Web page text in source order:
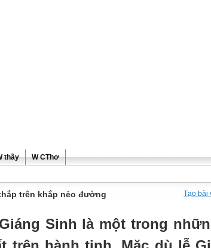
thầy W CThơ
Tạo bài
trên khắp nẻo đường
Sinh là một trong